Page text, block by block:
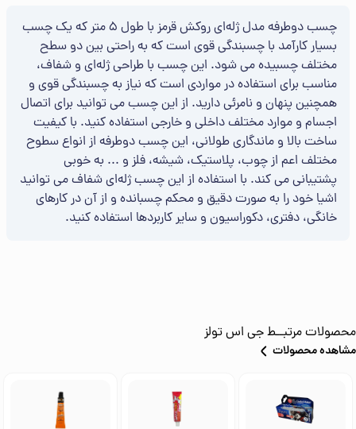
چسب دوطرفه مدل ژله‌ای روکش قرمز با طول 5 متر که یک چسب
بسیار کارآمد با چسبندگی قوی است که به‌ راحتی بین دو سطح
مختلف چسبیده می‌ شود. این چسب با طراحی ژله‌ای و شفاف،
مناسب برای استفاده در مواردی است که نیاز به چسبندگی قوی و
همچنین پنهان و نامرئی دارید. از این چسب می‌ توانید برای اتصال
اجسام و موارد مختلف داخلی و خارجی استفاده کنید. با کیفیت
ساخت بالا و ماندگاری طولانی، این چسب دوطرفه از انواع سطوح
مختلف اعم از چوب، پلاستیک، شیشه، فلز و ... به خوبی
پشتیبانی می‌ کند. با استفاده از این چسب ژله‌ای شفاف می‌ توانید
اشیا خود را به صورت دقیق و محکم چسبانده و از آن در کارهای
خانگی، دفتری، دکوراسیون و سایر کاربردها استفاده کنید.
محصولات مرتبــطجی اس تولز
مشاهده محصولات